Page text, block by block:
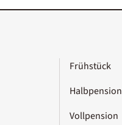
Frühstück
Halbpension
Vollpension